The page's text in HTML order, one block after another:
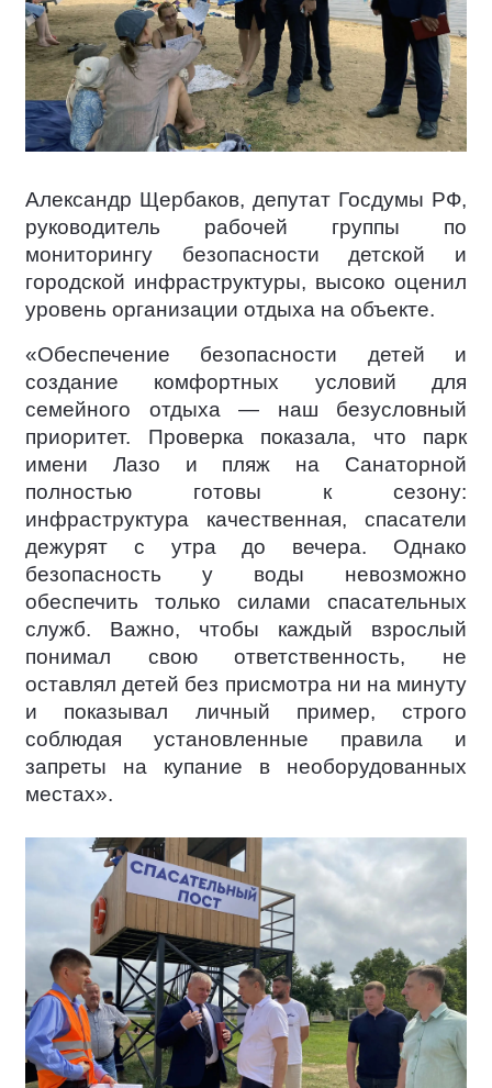
Александр Щербаков, депутат Госдумы РФ,
руководитель рабочей группы по
мониторингу безопасности детской и
городской инфраструктуры, высоко оценил
уровень организации отдыха на объекте.
«Обеспечение безопасности детей и
создание комфортных условий для
семейного отдыха — наш безусловный
приоритет. Проверка показала, что парк
имени Лазо и пляж на Санаторной
полностью готовы к сезону:
инфраструктура качественная, спасатели
дежурят с утра до вечера. Однако
безопасность у воды невозможно
обеспечить только силами спасательных
служб. Важно, чтобы каждый взрослый
понимал свою ответственность, не
оставлял детей без присмотра ни на минуту
и показывал личный пример, строго
соблюдая установленные правила и
запреты на купание в необорудованных
местах».